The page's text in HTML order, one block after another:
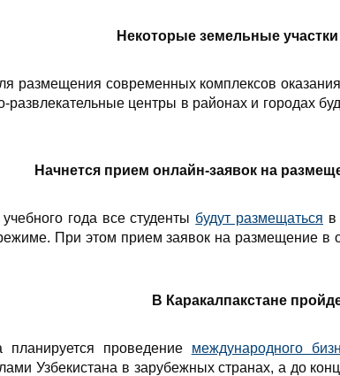
Некоторые земельные
размещения современных комплексов
центры в районах и городах
Начнется прием онлайн-заявок на
года все студенты будут размещаться в
При этом прием заявок на размещение в
В Каракалпакстане
планируется проведение международного
Узбекистана в зарубежных странах, а до